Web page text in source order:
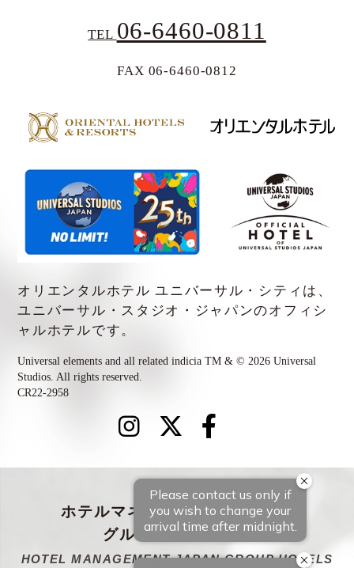
TEL 06-6460-0811
FAX 06-6460-0812
オリエンタルホテル ユニバーサル・シティは、
ユニバーサル・スタジオ・ジャパンのオフィシ
ャルホテルです。
Universal elements and all related indicia TM & © 2026 Universal
Studios. All rights reserved.
CR22-2958
ホテルマネージメントジャパン
グループホテル一覧
HOTEL MANAGEMENT JAPAN GROUP HOTELS